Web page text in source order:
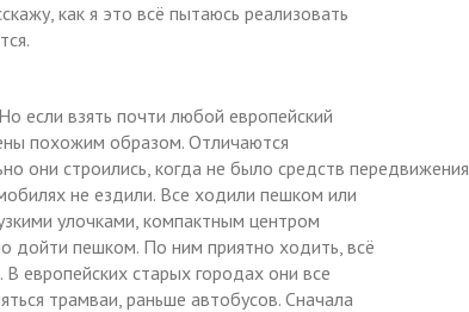
как я это всё пытаюсь реализовать
если взять почти любой европейский
похожим образом. Отличаются
они строились, когда не было средств передвижения
не ездили. Все ходили пешком или
улочками, компактным центром
дойти пешком. По ним приятно ходить, всё
европейских старых городах они все
трамваи, раньше автобусов. Сначала